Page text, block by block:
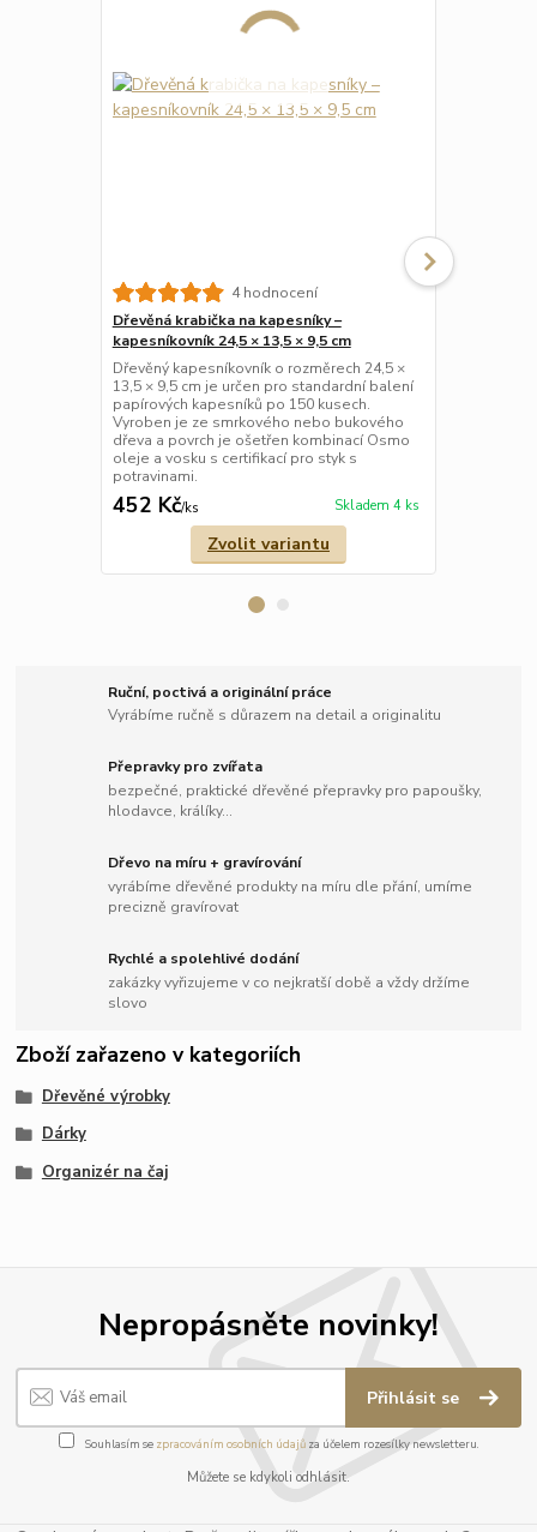
4 hodnocení
Dřevěná krabička na kapesníky –
kapesníkovník 24,5 × 13,5 × 9,5 cm
Dřevěný kapesníkovník o rozměrech 24,5 ×
13,5 × 9,5 cm je určen pro standardní balení
papírových kapesníků po 150 kusech.
Vyroben je ze smrkového nebo bukového
dřeva a povrch je ošetřen kombinací Osmo
oleje a vosku s certifikací pro styk s
potravinami.
452 Kč/ks Skladem 4 ks
Zvolit variantu
Ruční, poctivá a originální práce
Vyrábíme ručně s důrazem na detail a originalitu
Přepravky pro zvířata
bezpečné, praktické dřevěné přepravky pro papoušky,
hlodavce, králíky...
Dřevo na míru + gravírování
vyrábíme dřevěné produkty na míru dle přání, umíme
precizně gravírovat
Rychlé a spolehlivé dodání
zakázky vyřizujeme v co nejkratší době a vždy držíme
slovo
Zboží zařazeno v kategoriích
Dřevěné výrobky
Dárky
Organizér na čaj
Nepropásněte novinky!
Přihlásit se
Souhlasím se zpracováním osobních údajůza účelem rozesílky newsletteru.
Můžete se kdykoli odhlásit.